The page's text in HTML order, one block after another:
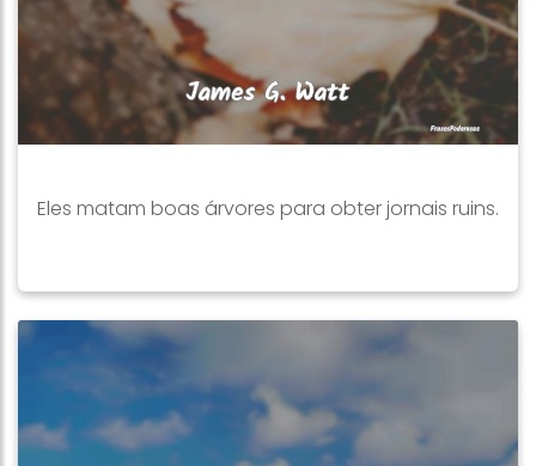
Eles matam boas árvores para obter jornais ruins.